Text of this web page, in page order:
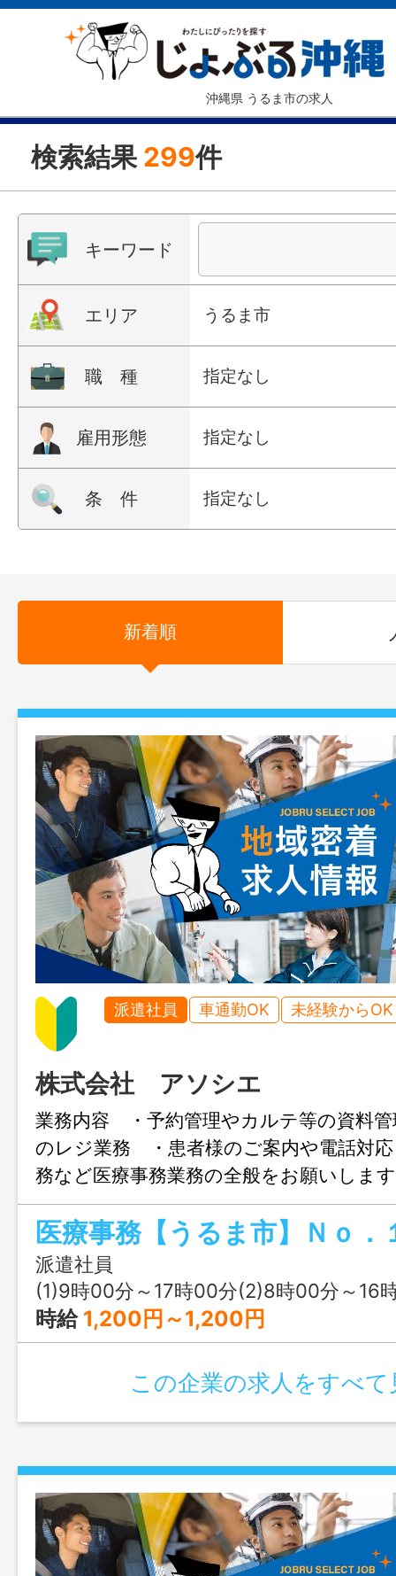
沖縄県 うるま市の求人
検索結果 299件
キーワード
エリア うるま市
職 種 指定なし
雇用形態 指定なし
条 件 指定なし
新着順
派遣社員 車通勤OK 未経験からOK
株式会社 アソシエ
業務内容 ・予約管理やカルテ等の資料
のレジ業務 ・患者様のご案内や電話対
務など医療事務業務の全般をお願いし
囲：無し
派遣社員
(1)9時00分～17時00分(2)8時00分～16
時給 1,200円～1,200円
この企業の求人をすべて